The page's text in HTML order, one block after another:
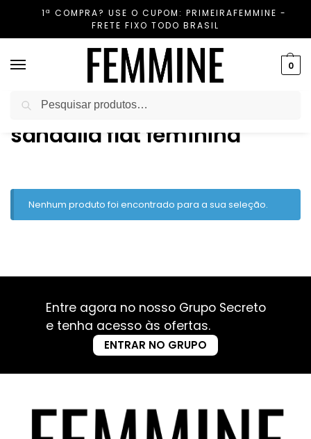
1ª COMPRA? USE O CUPOM: PRIMEIRAFEMMINE -
FRETE FIXO TODO BRASIL
0
Início / Produtos marcados com a tag “sandália flat feminina”
sandália flat feminina
Nenhum produto foi encontrado para a sua seleção.
Entre agora no nosso Grupo Secreto
e tenha acesso às ofertas.
ENTRAR NO GRUPO